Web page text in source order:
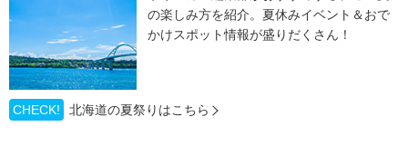
の楽しみ方を紹介。夏休みイベント＆おで
かけスポット情報が盛りだくさん！
CHECK! 北海道の夏祭りはこちら